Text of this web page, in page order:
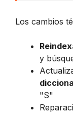
Los cambios
y
"S"